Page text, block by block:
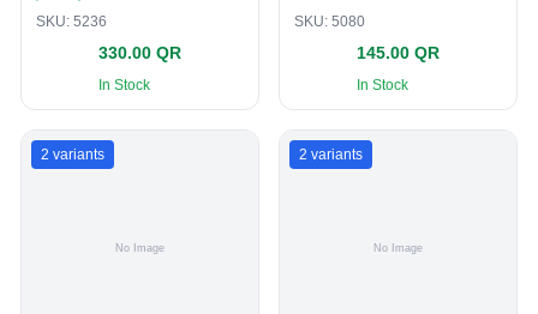
SKU: 5236
330.00 QR
In Stock
SKU: 5080
145.00 QR
In Stock
2 variants 2 variants